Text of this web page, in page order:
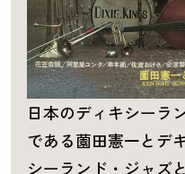
日本のディキシーラ
である薗田憲一とデ
シーランド・ジャズ